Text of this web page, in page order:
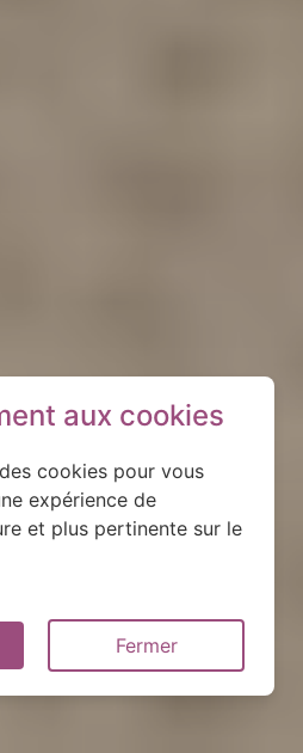
aux cookies
cookies pour vous
expérience de
et plus pertinente sur le
Fermer